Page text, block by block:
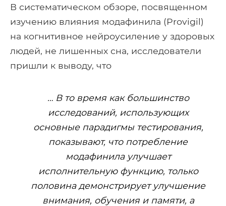
В систематическом обзоре, посвященном
изучению влияния модафинила (Provigil)
на когнитивное нейроусиление у здоровых
людей, не лишенных сна, исследователи
пришли к выводу, что
… В то время как большинство
исследований, использующих
основные парадигмы тестирования,
показывают, что потребление
модафинила улучшает
исполнительную функцию, только
половина демонстрирует улучшение
внимания, обучения и памяти, а